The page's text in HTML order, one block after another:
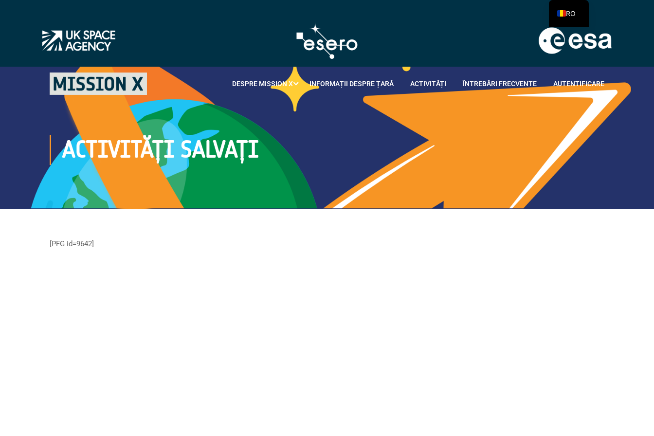
DESPRE MISSION X INFORMAȚII DESPRE ȚARĂ ACTIVITĂȚI ÎNTREBĂRI FRECVENTE AUTENTIFICARE
ACTIVITĂȚI SALVAȚI
[PFG id=9642]
RO